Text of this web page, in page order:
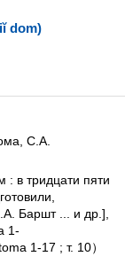
dom)
С.А.
: в тридцати пяти
Баршт ... и др.],
1-
1-17 ; т. 10）